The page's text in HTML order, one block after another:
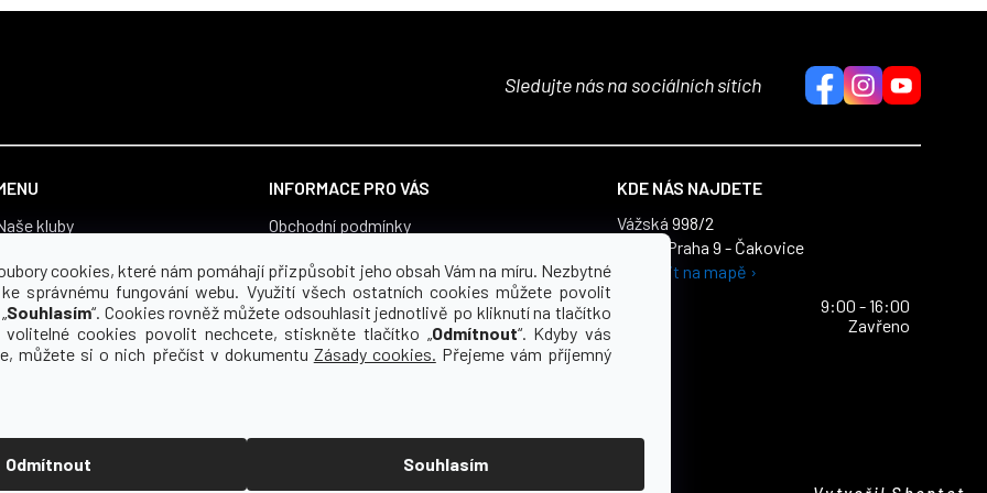
cookies, které nám pomáhají přizpůsobit jeho obsah Vám na míru. Nezbytné
správnému fungování webu. Využití všech ostatních cookies můžete povolit
Souhlasím“. Cookies rovněž můžete odsouhlasit jednotlivě po kliknutí na tlačítko
volitelné cookies povolit nechcete, stiskněte tlačítko „Odmítnout“. Kdyby vás
můžete si o nich přečíst v dokumentu Zásady cookies. Přejeme vám příjemný
Odmítnout Souhlasím
Sledujte nás na sociálních sítích
kluby
yourclub
koho se staráme
INFORMACE PRO VÁS
Obchodní podmínky
Souhlas se zpracováním osobních údajů
Reklamace a vrácení zboží
Pro média
KDE NÁS NAJDETE
Vážská 998/2
196 00 Praha 9 - Čakovice
Zobrazit na mapě ›
9:00 - 16:00
Zavřeno